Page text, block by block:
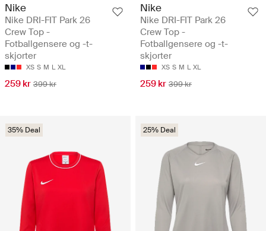
Nike
Nike DRI-FIT Park 26
Crew Top -
Fotballgensere og -t-
skjorter
XS S M L XL
259 kr 399 kr
Nike
Nike DRI-FIT Park 26
Crew Top -
Fotballgensere og -t-
skjorter
XS S M L XL
259 kr 399 kr
35% Deal 25% Deal